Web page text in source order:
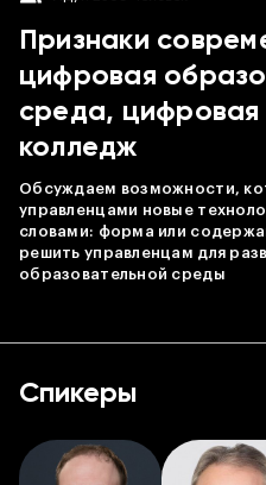
Признаки
цифровая
среда,
колледж
Обсуждаем возможности,
управленцами новые
словами: форма или
решить управленцам для
образовательной среды
Спикеры